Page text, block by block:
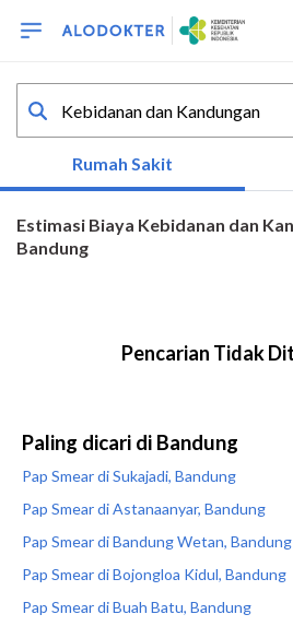
Paling dicari di Bandung
Pap Smear di Sukajadi, Bandung
Pap Smear di Astanaanyar, Bandung
Pap Smear di Bandung Wetan, Bandung
Pap Smear di Bojongloa Kidul, Bandung
Pap Smear di Buah Batu, Bandung